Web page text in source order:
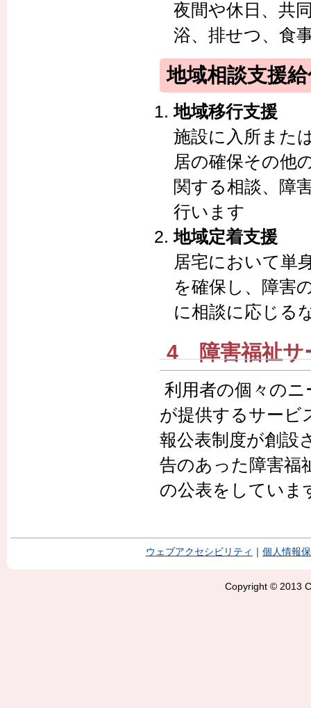
夜間や休日、共
浴、排せつ、食
地域相談支援
地域移行支援
施設に入所また
居の確保その他
関する相談、障
行います
地域定着支援
居宅において単
を確保し、障害
に相談に応じる
4 障害福祉サ
利用者の個々の
が提供するサービ
報公表制度が創設
告のあった障害福
の公表をしていま
ウェブアクセシビリティ 個人情報
Copyright © 2013